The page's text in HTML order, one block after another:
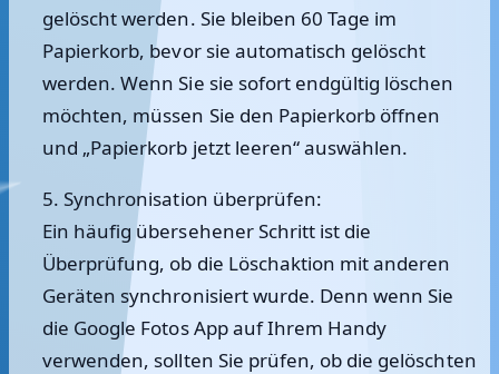
gelöscht werden. Sie bleiben 60 Tage im
Papierkorb, bevor sie automatisch gelöscht
werden. Wenn Sie sie sofort endgültig löschen
möchten, müssen Sie den Papierkorb öffnen
und „Papierkorb jetzt leeren“ auswählen.
5. Synchronisation überprüfen:
Ein häufig übersehener Schritt ist die
Überprüfung, ob die Löschaktion mit anderen
Geräten synchronisiert wurde. Denn wenn Sie
die Google Fotos App auf Ihrem Handy
verwenden, sollten Sie prüfen, ob die gelöschten